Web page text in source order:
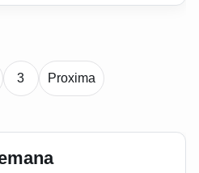
Paginacao de
3 Proxima